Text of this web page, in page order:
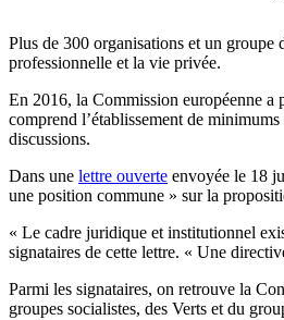
Plus de 300 organisations et un groupe
professionnelle et la vie privée.
En 2016, la Commission européenne a
comprend l’établissement de
discussions.
Dans une lettre ouverte envoyée le 18
une position commune » sur la
« Le cadre juridique et institutionnel
signataires de cette lettre. « Une
Parmi les signataires, on retrouve la
groupes socialistes, des Verts et du